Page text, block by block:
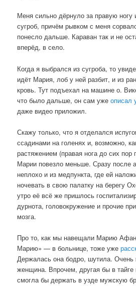
Меня сильно дёрнуло за правую ногу
сугроб, причём рывком с меня
понесло дальше. Караван так и не
вперёд, в село.
Когда я выбрался из сугроба, то
идёт Мария, лоб у ней разбит, и из
кровь. Тут подъехал на машине о.
что было дальше, он сам ужеописал
даже видео приложил.
Скажу только, что я отделался
ссадинами на голенях и, возможно,
растяжением (правая нога до сих пор
Марии повезло меньше. Сразу после
неплохо и из медпункта, где ей
ночевать в свою палатку на берегу
утро её всё же пришлось
дурнота, головокружение и прочие
мозга.
Про то, как мы навещали Марию
Марию» — в больнице, тоже уже
Держалась она бодро, шутила. Очень
женщина. Впрочем, другая бы в
смогла бы держать в узде мужскую